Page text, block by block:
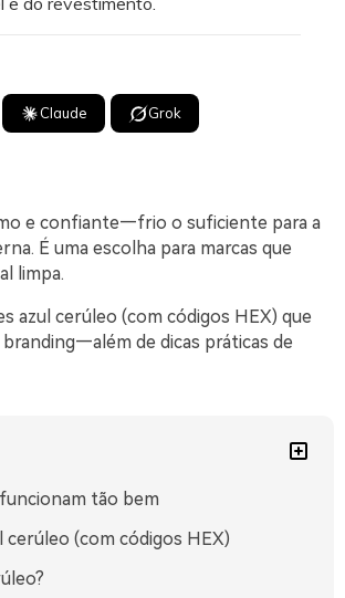
Claude Grok
e confiante—frio o suficiente para a
É uma escolha para marcas que
limpa.
azul cerúleo (com códigos HEX) que
de dicas práticas de
tão bem
cerúleo (com códigos HEX)